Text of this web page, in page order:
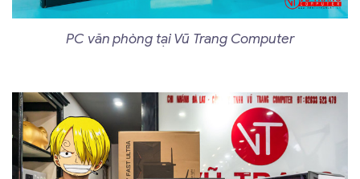
PC văn phòng tại Vũ Trang Computer